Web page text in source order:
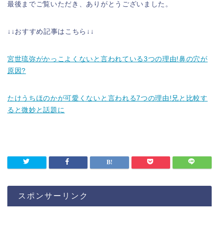
最後までご覧いただき、ありがとうございました。
↓↓おすすめ記事はこちら↓↓
宮世琉弥がかっこよくないと言われている3つの理由!鼻の穴が
原因?
たけうちほのかが可愛くないと言われる7つの理由!兄と比較す
ると微妙と話題に
スポンサーリンク